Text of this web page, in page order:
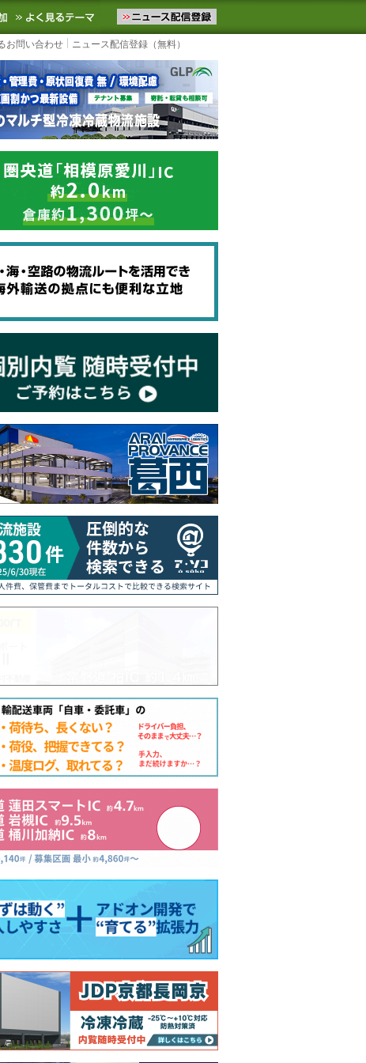
ュースをお届けします。物流ニュースメール配信を登録す
お気に入りに追加 よく見るテーマ
お問い合わせ ニュース配信登録（無料）